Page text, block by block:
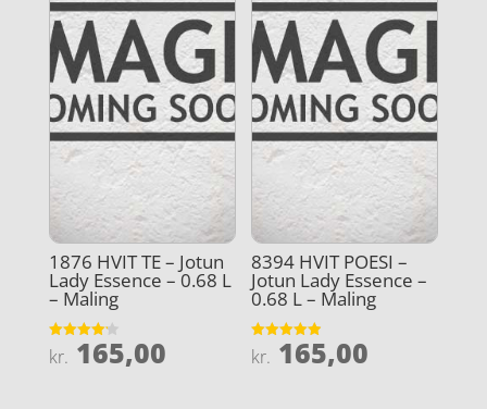
1876 HVIT TE – Jotun
Lady Essence – 0.68 L
– Maling
Vurderet
4.2
kr. 165,00
8394 HVIT POESI –
Jotun Lady Essence –
0.68 L – Maling
Vurderet
4.9
kr. 165,00